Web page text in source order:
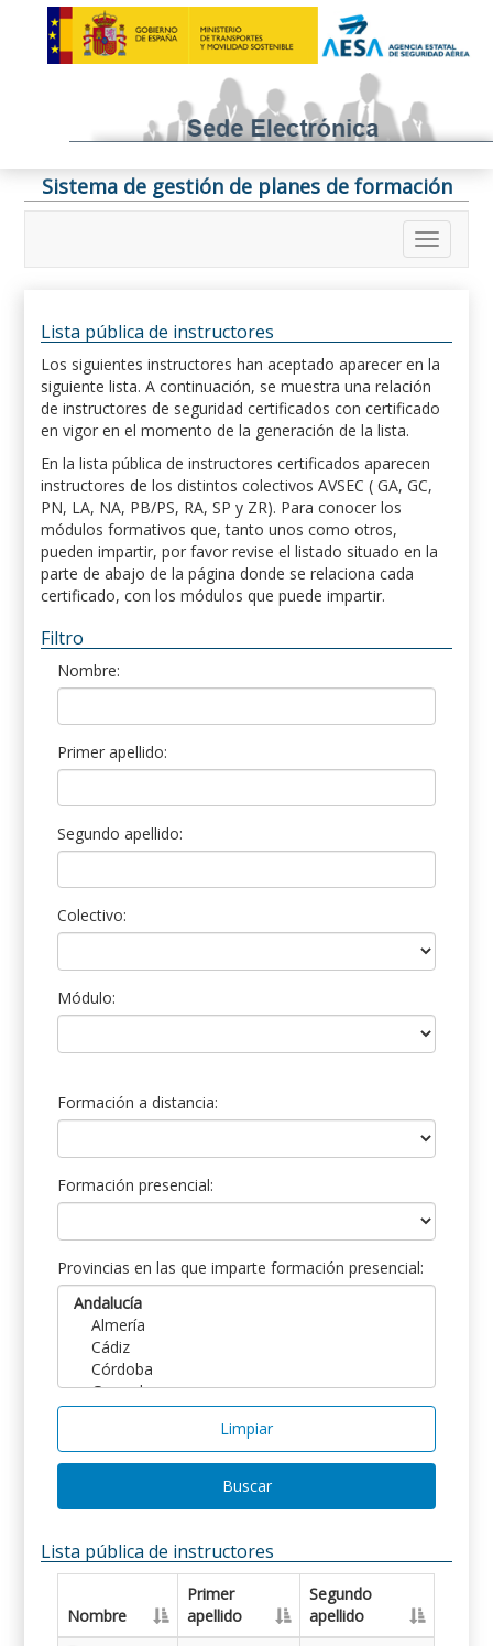
Sistema de gestión de planes de formación
Lista pública de instructores
Los siguientes instructores han aceptado aparecer en la
siguiente lista. A continuación, se muestra una relación
de instructores de seguridad certificados con certificado
en vigor en el momento de la generación de la lista.
En la lista pública de instructores certificados aparecen
instructores de los distintos colectivos AVSEC ( GA, GC,
PN, LA, NA, PB/PS, RA, SP y ZR). Para conocer los
módulos formativos que, tanto unos como otros,
pueden impartir, por favor revise el listado situado en la
parte de abajo de la página donde se relaciona cada
certificado, con los módulos que puede impartir.
Filtro
Nombre:
Primer apellido:
Segundo apellido:
Colectivo:
Módulo:
Formación a distancia:
Formación presencial:
Provincias en las que imparte formación presencial:
Limpiar
Buscar
Lista pública de instructores
Nombre
Primer
apellido
Segundo
apellido